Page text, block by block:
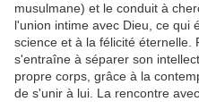
musulmane) et le conduit à
l'union intime avec Dieu, ce qui
science et à la félicité éternelle.
s'entraîne à séparer son
propre corps, grâce à la
de s'unir à lui. La rencontre